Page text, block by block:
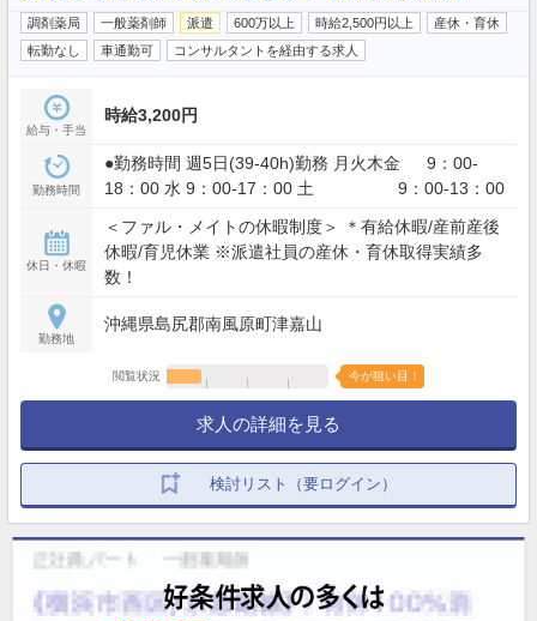
調剤薬局 一般薬剤師 派遣 600万以上 時給2,500円以上
産休・育休
転勤なし
車通勤可 コンサルタントを経由する求人
給与・手当
時給3,200円
勤務時間
●勤務時間 週5日(39-40h)勤務 月火木金 9：00-
18：00 水 9：00-17：00 土 9：00-13：00
休日・休暇
＜ファル・メイトの休暇制度＞ ＊有給休暇/産前産後
休暇/育児休業 ※派遣社員の産休・育休取得実績多
数！
勤務地
沖縄県島尻郡南風原町津嘉山
閲覧状況 今が狙い目！
求人の詳細を見る
検討リスト（要ログイン）